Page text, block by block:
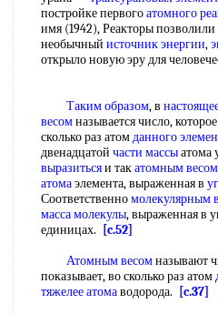
постройке первогоатомного
имя (1942), Реакторы позволили
необычный источник энергии,
открыло новую эру для
Таким образом, в
весомназывается число,
сколько раз атомданного
двенадцатой части массыатома
выразитьсяи такатомным весом
атомаэлемента, выраженная в
Соответственномолекулярным
масса молекулы, выраженная в
единицах.
[c.52]
Атомным весомназывают
показывает, во сколько раз атом
тяжелее атомаводорода.
[c.37]